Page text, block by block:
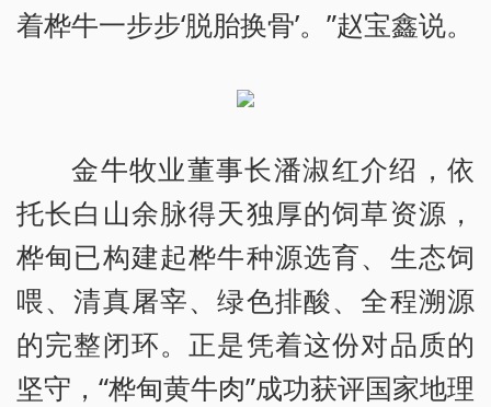
着桦牛一步步‘脱胎换骨’。”赵宝鑫说。
金牛牧业董事长潘淑红介绍，依
托长白山余脉得天独厚的饲草资源，
桦甸已构建起桦牛种源选育、生态饲
喂、清真屠宰、绿色排酸、全程溯源
的完整闭环。正是凭着这份对品质的
坚守，“桦甸黄牛肉”成功获评国家地理